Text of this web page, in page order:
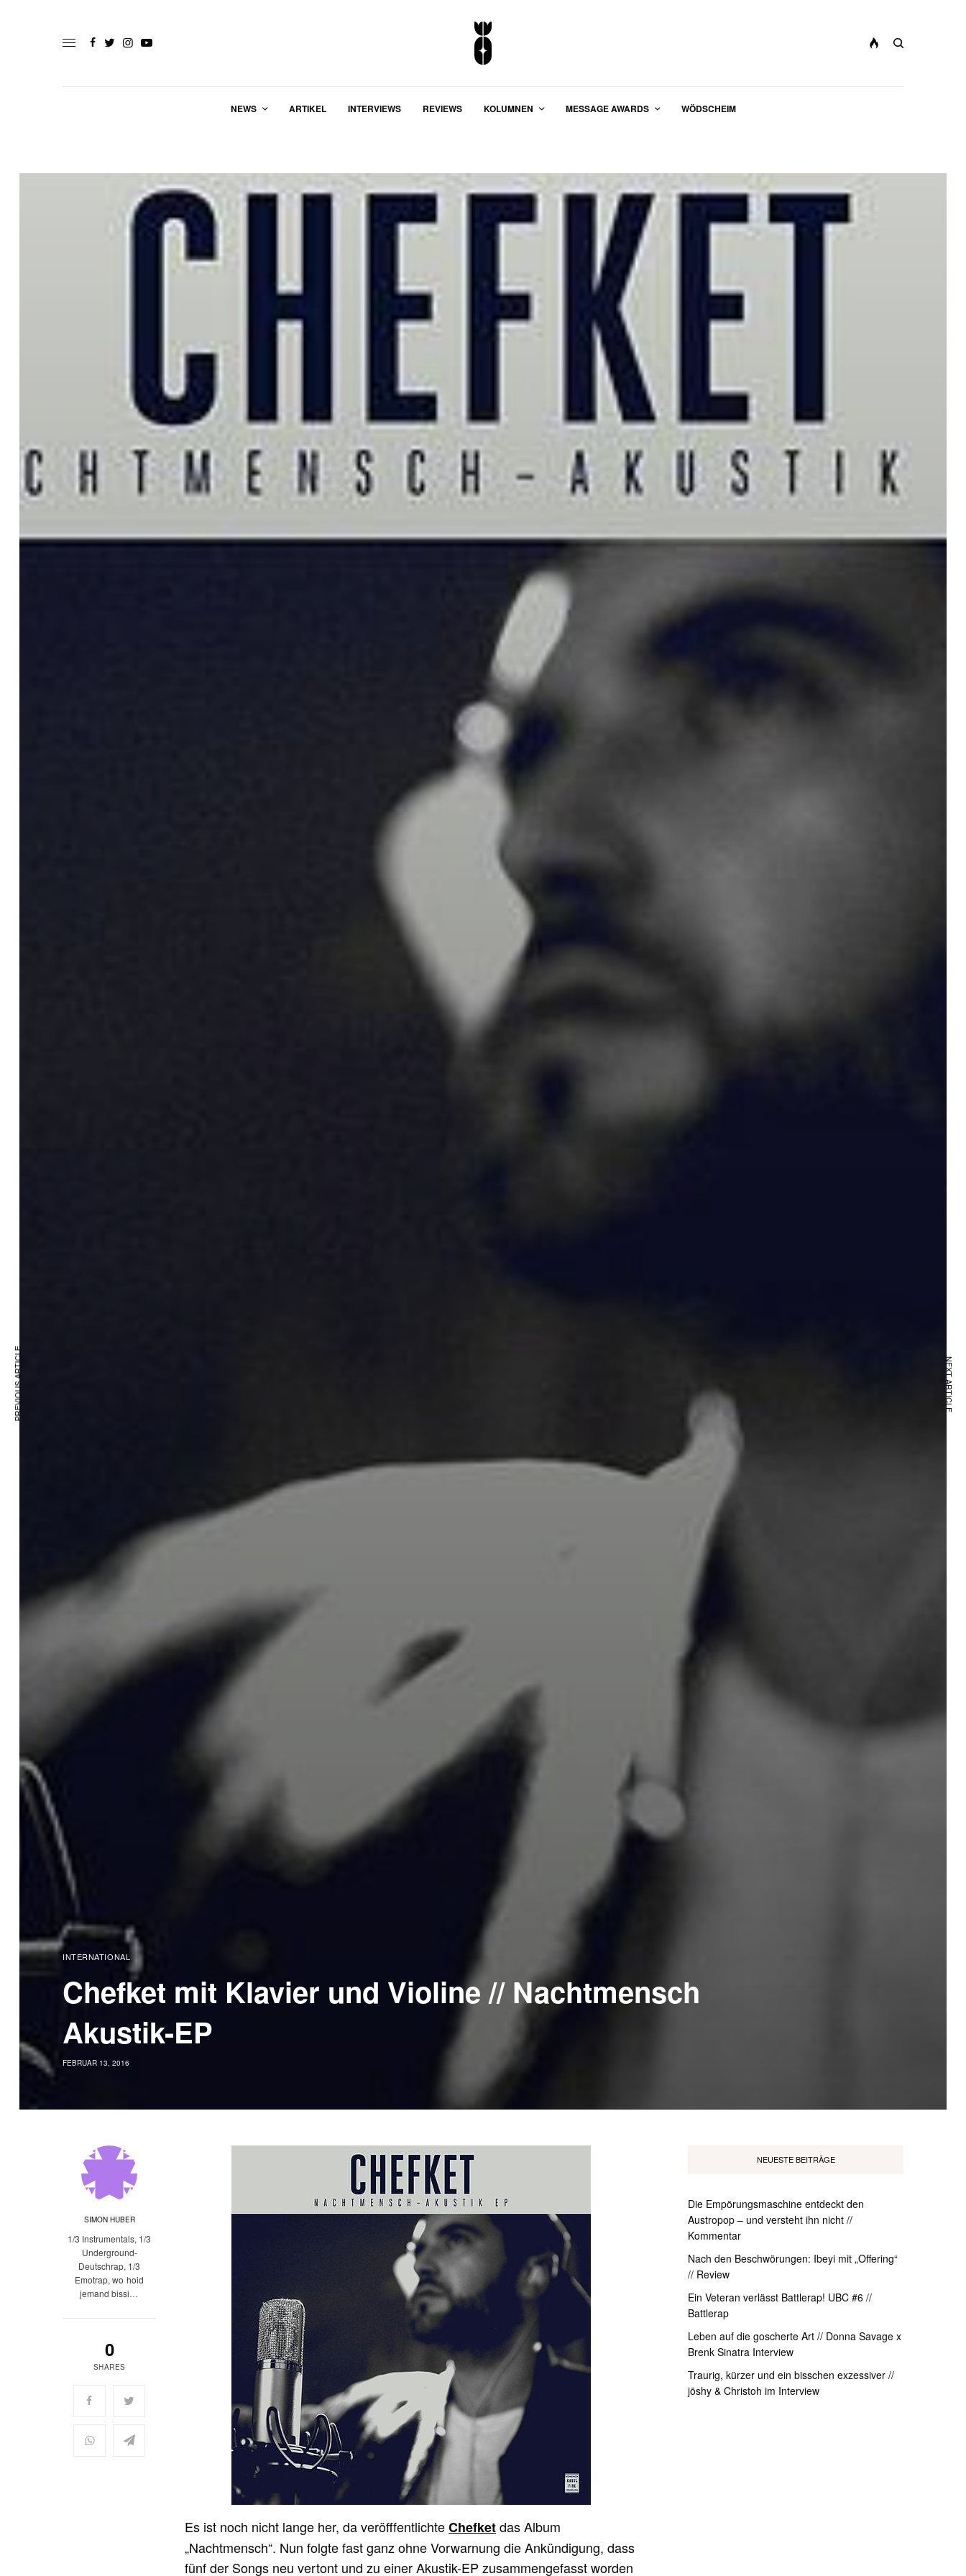
NEWS ARTIKEL INTERVIEWS REVIEWS KOLUMNEN MESSAGE AWARDS WÖDSCHEIM
INTERNATIONAL
Chefket mit Klavier und Violine // Nachtmensch
Akustik-EP
FEBRUAR 13, 2016
SIMON HUBER
1/3 Instrumentals, 1/3
Underground-
Deutschrap, 1/3
Emotrap, wo hoid
jemand bissi…
0
SHARES
Es ist noch nicht lange her, da veröfffentlichteChefketdas Album
„Nachtmensch“. Nun folgte fast ganz ohne Vorwarnung die Ankündigung, dass
fünf der Songs neu vertont und zu einer Akustik-EP zusammengefasst worden
NEUESTE BEITRÄGE
Die Empörungsmaschine entdeckt den
Austropop – und versteht ihn nicht //
Kommentar
Nach den Beschwörungen: Ibeyi mit „Offering“
// Review
Ein Veteran verlässt Battlerap! UBC #6 //
Battlerap
Leben auf die goscherte Art // Donna Savage x
Brenk Sinatra Interview
Traurig, kürzer und ein bisschen exzessiver //
jōshy & Christoh im Interview
PREVIOUS ARTICLE NEXT ARTICLE